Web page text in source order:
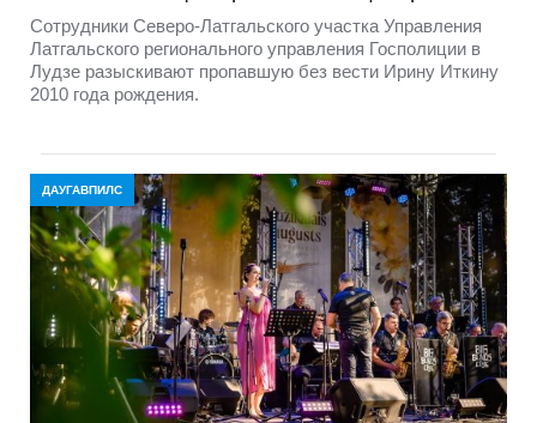
Сотрудники Северо-Латгальского участка Управления
Латгальского регионального управления Госполиции в
Лудзе разыскивают пропавшую без вести Ирину Иткину
2010 года рождения.
ДАУГАВПИЛС